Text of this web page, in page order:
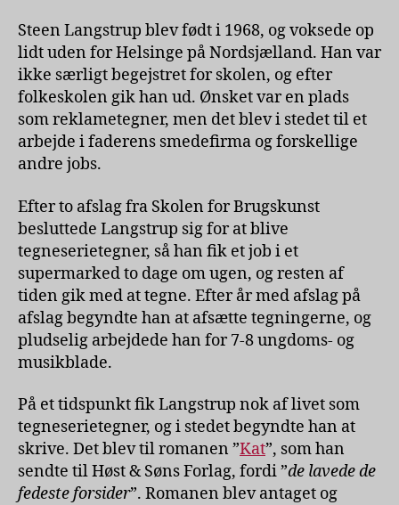
Steen Langstrup blev født i 1968, og voksede op
lidt uden for Helsinge på Nordsjælland. Han var
ikke særligt begejstret for skolen, og efter
folkeskolen gik han ud. Ønsket var en plads
som reklametegner, men det blev i stedet til et
arbejde i faderens smedefirma og forskellige
andre jobs.
Efter to afslag fra Skolen for Brugskunst
besluttede Langstrup sig for at blive
tegneserietegner, så han fik et job i et
supermarked to dage om ugen, og resten af
tiden gik med at tegne. Efter år med afslag på
afslag begyndte han at afsætte tegningerne, og
pludselig arbejdede han for 7-8 ungdoms- og
musikblade.
På et tidspunkt fik Langstrup nok af livet som
tegneserietegner, og i stedet begyndte han at
skrive. Det blev til romanen ”Kat”, som han
sendte til Høst & Søns Forlag, fordi ”de lavede de
fedeste forsider”. Romanen blev antaget og